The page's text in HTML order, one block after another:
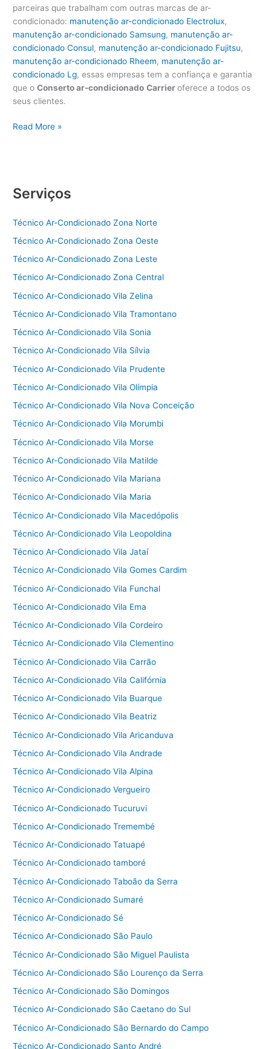
parceiras que trabalham com outras marcas de ar-
condicionado: manutenção ar-condicionado Electrolux,
manutenção ar-condicionado Samsung, manutenção ar-
condicionado Consul, manutenção ar-condicionado Fujitsu,
manutenção ar-condicionado Rheem, manutenção ar-
condicionado Lg, essas empresas tem a confiança e garantia
que oConserto ar-condicionado Carrieroferece a todos os
seus clientes.
Conserto
11
5938
Read More »
Serviços
Técnico Ar-Condicionado Zona Norte
Técnico Ar-Condicionado Zona Oeste
Técnico Ar-Condicionado Zona Leste
Técnico Ar-Condicionado Zona Central
Técnico Ar-Condicionado Vila Zelina
Técnico Ar-Condicionado Vila Tramontano
Técnico Ar-Condicionado Vila Sonia
Técnico Ar-Condicionado Vila Sílvia
Técnico Ar-Condicionado Vila Prudente
Técnico Ar-Condicionado Vila Olímpia
Técnico Ar-Condicionado Vila Nova Conceição
Técnico Ar-Condicionado Vila Morumbi
Técnico Ar-Condicionado Vila Morse
Técnico Ar-Condicionado Vila Matilde
Técnico Ar-Condicionado Vila Mariana
Técnico Ar-Condicionado Vila Maria
Técnico Ar-Condicionado Vila Macedópolis
Técnico Ar-Condicionado Vila Leopoldina
Técnico Ar-Condicionado Vila Jataí
Técnico Ar-Condicionado Vila Gomes Cardim
Técnico Ar-Condicionado Vila Funchal
Técnico Ar-Condicionado Vila Ema
Técnico Ar-Condicionado Vila Cordeiro
Técnico Ar-Condicionado Vila Clementino
Técnico Ar-Condicionado Vila Carrão
Técnico Ar-Condicionado Vila Califórnia
Técnico Ar-Condicionado Vila Buarque
Técnico Ar-Condicionado Vila Beatriz
Técnico Ar-Condicionado Vila Aricanduva
Técnico Ar-Condicionado Vila Andrade
Técnico Ar-Condicionado Vila Alpina
Técnico Ar-Condicionado Vergueiro
Técnico Ar-Condicionado Tucuruvi
Técnico Ar-Condicionado Tremembé
Técnico Ar-Condicionado Tatuapé
Técnico Ar-Condicionado tamboré
Técnico Ar-Condicionado Taboão da Serra
Técnico Ar-Condicionado Sumaré
Técnico Ar-Condicionado Sé
Técnico Ar-Condicionado São Paulo
Técnico Ar-Condicionado São Miguel Paulista
Técnico Ar-Condicionado São Lourenço da Serra
Técnico Ar-Condicionado São Domingos
Técnico Ar-Condicionado São Caetano do Sul
Técnico Ar-Condicionado São Bernardo do Campo
Técnico Ar-Condicionado Santo André